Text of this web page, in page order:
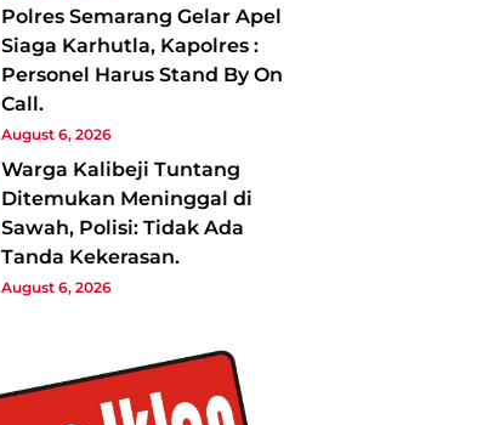
Polres Semarang Gelar Apel
Siaga Karhutla, Kapolres :
Personel Harus Stand By On
Call.
August 6, 2026
Warga Kalibeji Tuntang
Ditemukan Meninggal di
Sawah, Polisi: Tidak Ada
Tanda Kekerasan.
August 6, 2026